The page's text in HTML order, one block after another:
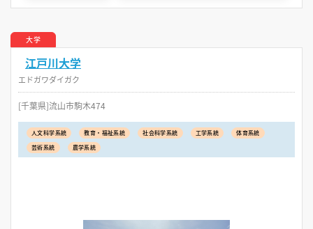
大学
江戸川大学
エドガワダイガク
[千葉県]流山市駒木474
人文科学系統 教育・福祉系統 社会科学系統 工学系統
体育系統
芸術系統
農学系統